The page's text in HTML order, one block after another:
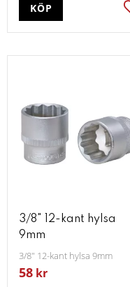
KÖP
3/8" 12-kant hylsa
9mm
3/8" 12-kant hylsa 9mm
58 kr